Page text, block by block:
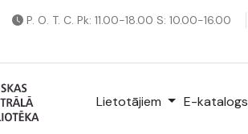
P. O. T. C. Pk: 11.00-18.00 S: 10.00-16.00
Lietotājiem E-katalogs